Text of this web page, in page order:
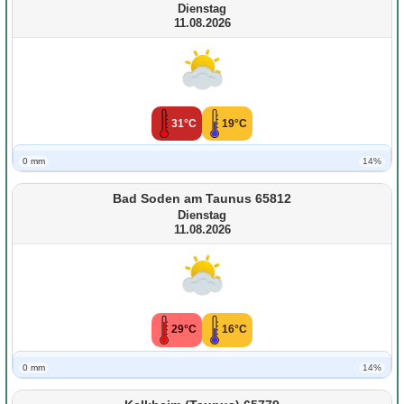
Dienstag
11.08.2026
31°C 19°C
0 mm 14%
Bad Soden am Taunus 65812
Dienstag
11.08.2026
29°C 16°C
0 mm 14%